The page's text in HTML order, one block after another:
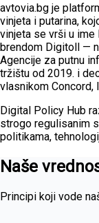
avtovia.bg je
vinjeta i putarina,
vinjeta se vrši u
brendom Digitoll —
Agencije za putnu
tržištu od 2019. i
vlasnikom Concord,
Digital Policy Hub
strogo regulisanim
politikama,
Naše
Principi koji vode